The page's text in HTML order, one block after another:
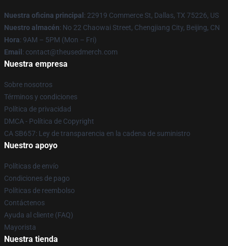
Nuestra oficina principal : 22919 Commerce St, Dallas, TX 75226, US
Nuestro almacén: No 22 Chaowai Street, Chengjiang City, Beijing, CN
Hora: 9AM – 5PM (Mon – Fri)
Email : contact@theusedmerch.com
Nuestra empresa
Sobre nosotros
Términos y condiciones
Política de privacidad
DMCA - Política de Copyright
CA SB657: Ley de transparencia en la cadena de suministro
Nuestro apoyo
Políticas de envío
Condiciones de pago
Políticas de reembolso
Contáctenos
Ayuda al cliente (FAQ)
Mayorista
Nuestra tienda